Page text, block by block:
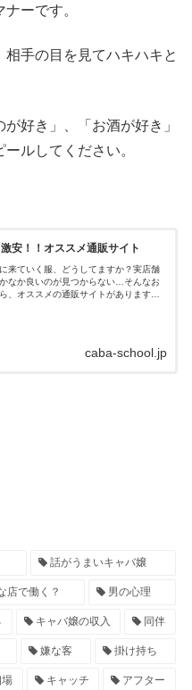
ーです。
手の目を見てハキハキと
好き」、「お酒が好き」
ルしてください。
安！！オススメ通販サイト
来ていく服、どうしてますか？実店舗
なか良いのが見つからない…そんなお
、オススメの通販サイトがあります！
caba-school.jp
話がうまいキャバ嬢
店で働く？ 男の心理
キャバ嬢の収入 同伴
嫌な客 掛け持ち
キャッチ アフター